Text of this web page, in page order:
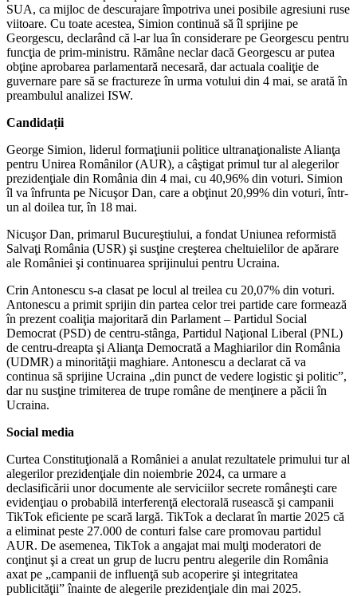
SUA, ca mijloc de descurajare împotriva unei posibile agresiuni ruse
viitoare. Cu toate acestea, Simion continuă să îl sprijine pe
Georgescu, declarând că l-ar lua în considerare pe Georgescu pentru
funcţia de prim-ministru. Rămâne neclar dacă Georgescu ar putea
obţine aprobarea parlamentară necesară, dar actuala coaliţie de
guvernare pare să se fractureze în urma votului din 4 mai, se arată în
preambulul analizei ISW.
Candidații
George Simion, liderul formaţiunii politice ultranaţionaliste Alianţa
pentru Unirea Românilor (AUR), a câştigat primul tur al alegerilor
prezidenţiale din România din 4 mai, cu 40,96% din voturi. Simion
îl va înfrunta pe Nicuşor Dan, care a obţinut 20,99% din voturi, într-
un al doilea tur, în 18 mai.
Nicuşor Dan, primarul Bucureştiului, a fondat Uniunea reformistă
Salvaţi România (USR) şi susţine creşterea cheltuielilor de apărare
ale României şi continuarea sprijinului pentru Ucraina.
Crin Antonescu s-a clasat pe locul al treilea cu 20,07% din voturi.
Antonescu a primit sprijin din partea celor trei partide care formează
în prezent coaliţia majoritară din Parlament – Partidul Social
Democrat (PSD) de centru-stânga, Partidul Naţional Liberal (PNL)
de centru-dreapta şi Alianţa Democrată a Maghiarilor din România
(UDMR) a minorităţii maghiare. Antonescu a declarat că va
continua să sprijine Ucraina „din punct de vedere logistic şi politic”,
dar nu susţine trimiterea de trupe române de menţinere a păcii în
Ucraina.
Social media
Curtea Constituţională a României a anulat rezultatele primului tur al
alegerilor prezidenţiale din noiembrie 2024, ca urmare a
declasificării unor documente ale serviciilor secrete româneşti care
evidenţiau o probabilă interferenţă electorală rusească şi campanii
TikTok eficiente pe scară largă. TikTok a declarat în martie 2025 că
a eliminat peste 27.000 de conturi false care promovau partidul
AUR. De asemenea, TikTok a angajat mai mulţi moderatori de
conţinut şi a creat un grup de lucru pentru alegerile din România
axat pe „campanii de influenţă sub acoperire şi integritatea
publicităţii” înainte de alegerile prezidenţiale din mai 2025.